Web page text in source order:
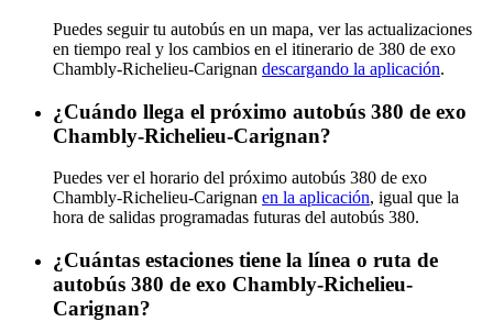
Puedes seguir tu autobús en un mapa, ver las actualizaciones
en tiempo real y los cambios en el itinerario de 380 de exo
Chambly-Richelieu-Carignan descargando la aplicación.
¿Cuándo llega el próximo autobús 380 de exo
Chambly-Richelieu-Carignan?
Puedes ver el horario del próximo autobús 380 de exo
Chambly-Richelieu-Carignan en la aplicación, igual que la
hora de salidas programadas futuras del autobús 380.
¿Cuántas estaciones tiene la línea o ruta de
autobús 380 de exo Chambly-Richelieu-
Carignan?